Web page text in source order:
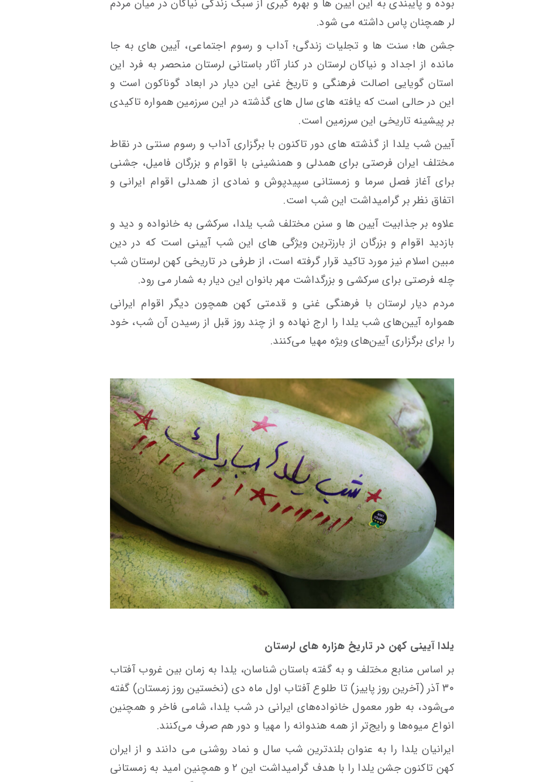
بوده و پایبندی به این آیین ها و بهره گیری از سبک زندگی نیاکان در میان مردم
لر همچنان پاس داشته می شود.
جشن ها؛ سنت ها و تجلیات زندگی؛ آداب و رسوم اجتماعی، آیین های به جا
مانده از اجداد و نیاکان لرستان در کنار آثار باستانی لرستان منحصر به فرد این
استان گویایی اصالت فرهنگی و تاریخ غنی این دیار در ابعاد گوناکون است و
این در حالی است که یافته های سال های گذشته در این سرزمین همواره تاکیدی
بر پیشینه تاریخی این سرزمین است.
آیین شب یلدا از گذشته های دور تاکنون با برگزاری آداب و رسوم سنتی در نقاط
مختلف ایران فرصتی برای همدلی و همنشینی با اقوام و بزرگان فامیل، جشنی
برای آغاز فصل سرما و زمستانی سپیدپوش و نمادی از همدلی اقوام ایرانی و
اتفاق نظر بر گرامیداشت این شب است.
علاوه بر جذابیت آیین ها و سنن مختلف شب یلدا، سرکشی به خانواده و دید و
بازدید اقوام و بزرگان از بارزترین ویژگی های این شب آیینی است که در دین
مبین اسلام نیز مورد تاکید قرار گرفته است، از طرفی در تاریخی کهن لرستان شب
چله فرصتی برای سرکشی و بزرگداشت مهر بانوان این دیار به شمار می رود.
مردم دیار لرستان با فرهنگی غنی و قدمتی کهن همچون دیگر اقوام ایرانی
همواره آیین‌های شب یلدا را ارج نهاده و از چند روز قبل از رسیدن آن شب، خود
را برای برگزاری آیین‌های ویژه مهیا می‌کنند.
یلدا آیینی کهن در تاریخ هزاره های لرستان
بر اساس منابع مختلف و به گفته باستان شناسان، یلدا به زمان بین غروب آفتاب
۳۰ آذر (آخرین روز پاییز) تا طلوع آفتاب اول ماه دی (نخستین روز زمستان) گفته
می‌شود، به طور معمول خانواده‌های ایرانی در شب یلدا، شامی فاخر و همچنین
انواع میوه‌ها و رایج‌تر از همه هندوانه را مهیا و دور هم صرف می‌کنند.
ایرانیان یلدا را به عنوان بلندترین شب سال و نماد روشنی می دانند و از ایران
کهن تاکنون جشن یلدا را با هدف گرامیداشت این ۲ و همچنین امید به زمستانی